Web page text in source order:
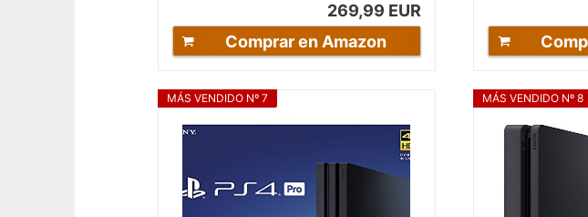
269,99 EUR
Comprar en Amazon
MÁS VENDIDO Nº 7 MÁS VENDIDO Nº 8